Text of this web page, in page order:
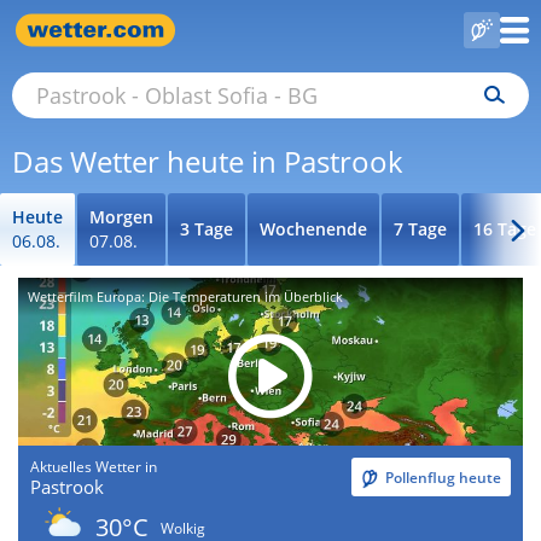
Das Wetter heute in Pastrook
Heute
06.08.
Morgen
07.08.
3 Tage Wochenende 7 Tage 16 Tage
Wetterfilm Europa: Die Temperaturen im Überblick
Aktuelles Wetter in
Pastrook Pollenflug heute
30°C
Wolkig